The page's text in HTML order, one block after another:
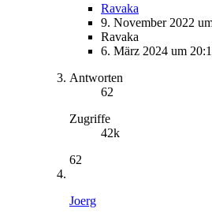
Ravaka
9. November 2022
Ravaka
6. März 2024 um
Antworten
62
Zugriffe
42k
62
Joerg